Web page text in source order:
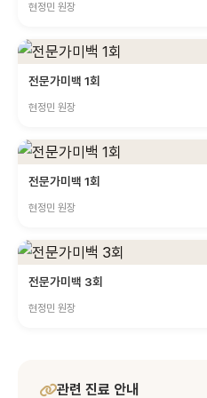
현정민 원장
전문가미백 1회
현정민 원장
전문가미백 1회
현정민 원장
전문가미백 3회
현정민 원장
관련 진료 안내